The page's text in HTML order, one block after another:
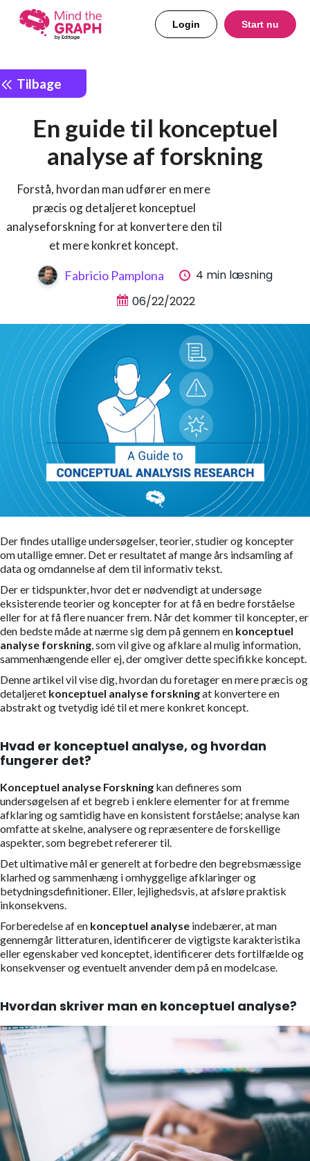
Login Start nu
Tilbage
En guide til konceptuel
analyse af forskning
Forstå, hvordan man udfører en mere
præcis og detaljeret konceptuel
analyseforskning for at konvertere den til
et mere konkret koncept.
Fabricio Pamplona
4 min læsning
06/22/2022
Der findes utallige undersøgelser, teorier, studier og koncepter
om utallige emner. Det er resultatet af mange års indsamling af
data og omdannelse af dem til informativ tekst.
Der er tidspunkter, hvor det er nødvendigt at undersøge
eksisterende teorier og koncepter for at få en bedre forståelse
eller for at få flere nuancer frem. Når det kommer til koncepter, er
den bedste måde at nærme sig dem på gennem en konceptuel
analyse forskning, som vil give og afklare al mulig information,
sammenhængende eller ej, der omgiver dette specifikke koncept.
Denne artikel vil vise dig, hvordan du foretager en mere præcis og
detaljeret konceptuel analyse forskningat konvertere en
abstrakt og tvetydig idé til et mere konkret koncept.
Hvad er konceptuel analyse, og hvordan
fungerer det?
Konceptuel analyse Forskning kan defineres som
undersøgelsen af et begreb i enklere elementer for at fremme
afklaring og samtidig have en konsistent forståelse; analyse kan
omfatte at skelne, analysere og repræsentere de forskellige
aspekter, som begrebet refererer til.
Det ultimative mål er generelt at forbedre den begrebsmæssige
klarhed og sammenhæng i omhyggelige afklaringer og
betydningsdefinitioner. Eller, lejlighedsvis, at afsløre praktisk
inkonsekvens.
Forberedelse af en konceptuel analyse indebærer, at man
gennemgår litteraturen, identificerer de vigtigste karakteristika
eller egenskaber ved konceptet, identificerer dets fortilfælde og
konsekvenser og eventuelt anvender dem på en modelcase.
Hvordan skriver man en konceptuel analyse?